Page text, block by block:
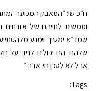
ח״כ שי: ״המאבק המכוער
וממשית לחייהם של אזרחים
שמד״א ימשיך וימנע
שלהם. הם יכולים לריב על
אבל לא לסכן חיי אדם.״
Tags: